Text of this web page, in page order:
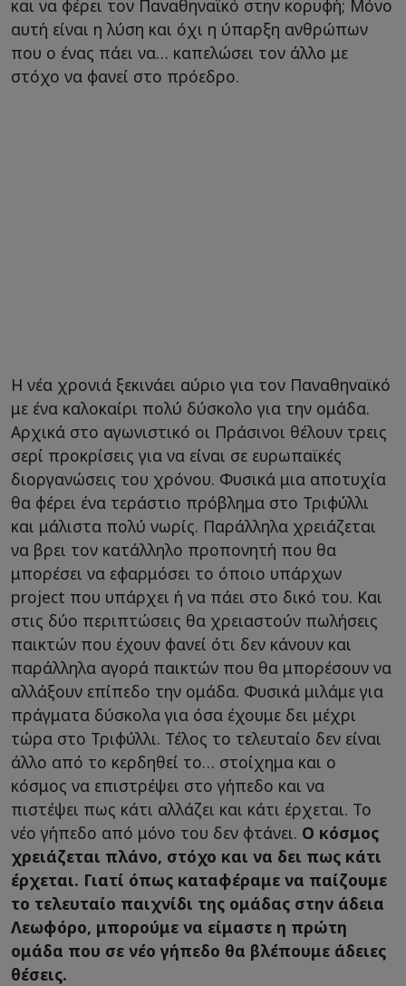
και να φέρει τον Παναθηναϊκό στην κορυφή; Μόνο
αυτή είναι η λύση και όχι η ύπαρξη ανθρώπων
που ο ένας πάει να… καπελώσει τον άλλο με
στόχο να φανεί στο πρόεδρο.
Η νέα χρονιά ξεκινάει αύριο για τον Παναθηναϊκό
με ένα καλοκαίρι πολύ δύσκολο για την ομάδα.
Αρχικά στο αγωνιστικό οι Πράσινοι θέλουν τρεις
σερί προκρίσεις για να είναι σε ευρωπαϊκές
διοργανώσεις του χρόνου. Φυσικά μια αποτυχία
θα φέρει ένα τεράστιο πρόβλημα στο Τριφύλλι
και μάλιστα πολύ νωρίς. Παράλληλα χρειάζεται
να βρει τον κατάλληλο προπονητή που θα
μπορέσει να εφαρμόσει το όποιο υπάρχων
project που υπάρχει ή να πάει στο δικό του. Και
στις δύο περιπτώσεις θα χρειαστούν πωλήσεις
παικτών που έχουν φανεί ότι δεν κάνουν και
παράλληλα αγορά παικτών που θα μπορέσουν να
αλλάξουν επίπεδο την ομάδα. Φυσικά μιλάμε για
πράγματα δύσκολα για όσα έχουμε δει μέχρι
τώρα στο Τριφύλλι. Τέλος το τελευταίο δεν είναι
άλλο από το κερδηθεί το… στοίχημα και ο
κόσμος να επιστρέψει στο γήπεδο και να
πιστέψει πως κάτι αλλάζει και κάτι έρχεται. Το
νέο γήπεδο από μόνο του δεν φτάνει. Ο κόσμος
χρειάζεται πλάνο, στόχο και να δει πως κάτι
έρχεται. Γιατί όπως καταφέραμε να παίζουμε
το τελευταίο παιχνίδι της ομάδας στην άδεια
Λεωφόρο, μπορούμε να είμαστε η πρώτη
ομάδα που σε νέο γήπεδο θα βλέπουμε άδειες
θέσεις.